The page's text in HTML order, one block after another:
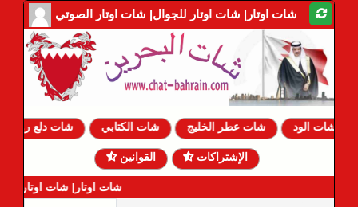
شات اوتار| شات اوتار للجوال| شات اوتار الصوتي
شات دلع روحي شات الكتابي شات عطر الخليج شات الود
القوانين الإشتراكات
شات اوتار| شات اوتار